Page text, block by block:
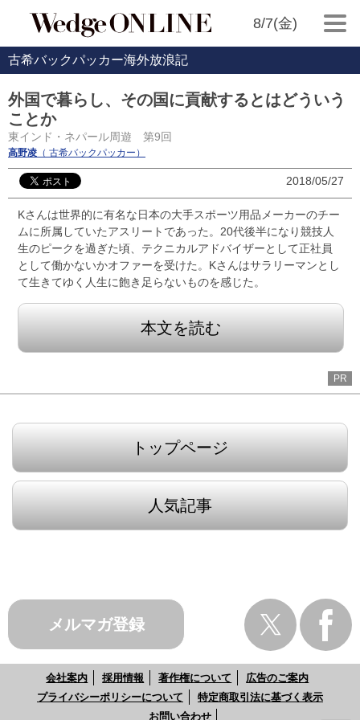
8/7(金)
古希バックパッカー海外放浪記
外国で暮らし、その国に貢献するとはどういう
ことか
東インド・ネパール周遊 第9回
高野凌 （ 古希バックパッカー）
2018/05/27
Kさんは世界的に有名な日本の大手スポーツ用品メーカーのチー
ムに所属していたアスリートであった。20代後半になり競技人
生のピークを過ぎた頃、テクニカルアドバイザーとして正社員
として働かないかオファーを受けた。Kさんはサラリーマンとし
て生きてゆく人生に飽き足らないものを感じた。
本文を読む
PR
トップページ
人気記事
メルマガ登録
会社案内 採用情報 著作権について
広告のご案内
プライバシーポリシーについて
特定商取引法に基づく表示
お問い合わせ